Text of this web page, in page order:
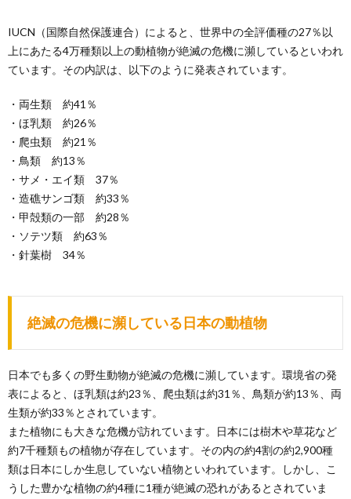
IUCN（国際自然保護連合）によると、世界中の全評価種の27％以
上にあたる4万種類以上の動植物が絶滅の危機に瀕しているといわれ
ています。その内訳は、以下のように発表されています。
・両生類 約41％
・ほ乳類 約26％
・爬虫類 約21％
・鳥類 約13％
・サメ・エイ類 37％
・造礁サンゴ類 約33％
・甲殻類の一部 約28％
・ソテツ類 約63％
・針葉樹 34％
絶滅の危機に瀕している日本の動植物
日本でも多くの野生動物が絶滅の危機に瀕しています。環境省の発
表によると、ほ乳類は約23％、爬虫類は約31％、鳥類が約13％、両
生類が約33％とされています。
また植物にも大きな危機が訪れています。日本には樹木や草花など
約7千種類もの植物が存在しています。その内の約4割の約2,900種
類は日本にしか生息していない植物といわれています。しかし、こ
うした豊かな植物の約4種に1種が絶滅の恐れがあるとされていま